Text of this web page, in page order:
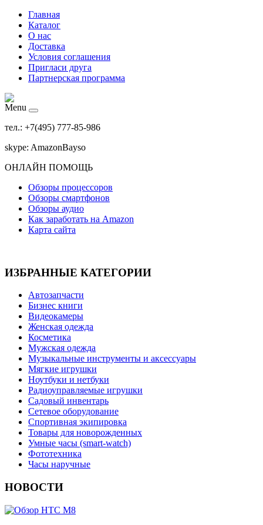
Главная
Каталог
О нас
Доставка
Условия соглашения
Пригласи друга
Партнерская программа
Menu
тел.: +7(495) 777-85-986
skype: AmazonBayso
ОНЛАЙН ПОМОЩЬ
Обзоры процессоров
Обзоры смартфонов
Обзоры аудио
Как заработать на Amazon
Карта сайта
ИЗБРАННЫЕ КАТЕГОРИИ
Автозапчасти
Бизнес книги
Видеокамеры
Женская одежда
Косметика
Мужская одежда
Музыкальные инструменты и аксессуары
Мягкие игрушки
Ноутбуки и нетбуки
Радиоуправляемые игрушки
Садовый инвентарь
Сетевое оборудование
Спортивная экипировка
Товары для новорожденных
Умные часы (smart-watch)
Фототехника
Часы наручные
НОВОСТИ